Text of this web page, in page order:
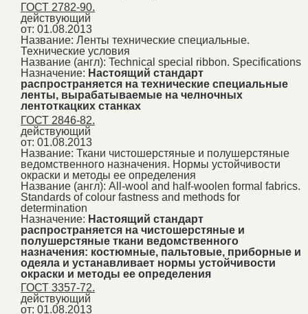
ГОСТ 2782-90.
действующий
от: 01.08.2013
Название: Ленты технические специальные.
Технические условия
Название (англ): Technical special ribbon. Specifications
Назначение: Настоящий стандарт
распространяется на технические специальные
ленты, вырабатываемые на челночных
лентоткацких станках
ГОСТ 2846-82.
действующий
от: 01.08.2013
Название: Ткани чистошерстяные и полушерстяные
ведомственного назначения. Нормы устойчивости
окраски и методы ее определения
Название (англ): All-wool and half-woolen formal fabrics.
Standards of colour fastness and methods for
determination
Назначение: Настоящий стандарт
распространяется на чистошерстяные и
полушерстяные ткани ведомственного
назначения: костюмные, пальтовые, приборные и
одеяла и устанавливает нормы устойчивости
окраски и методы ее определения
ГОСТ 3357-72.
действующий
от: 01.08.2013